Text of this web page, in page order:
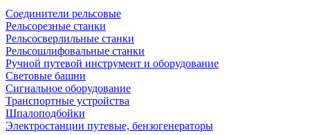
Соединители рельсовые
Рельсорезные станки
Рельсосверлильные станки
Рельсошлифовальные станки
Ручной путевой инструмент и оборудование
Световые башни
Сигнальное оборудование
Транспортные устройства
Шпалоподбойки
Электростанции путевые, бензогенераторы